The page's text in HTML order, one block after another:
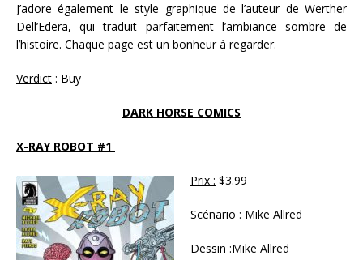
J’adore également le style graphique de l’auteur de Werther
Dell’Edera, qui traduit parfaitement l’ambiance sombre de
l’histoire. Chaque page est un bonheur à regarder.
Verdict : Buy
DARK HORSE COMICS
X-RAY ROBOT #1
Prix : $3.99
Scénario : Mike Allred
Dessin :Mike Allred